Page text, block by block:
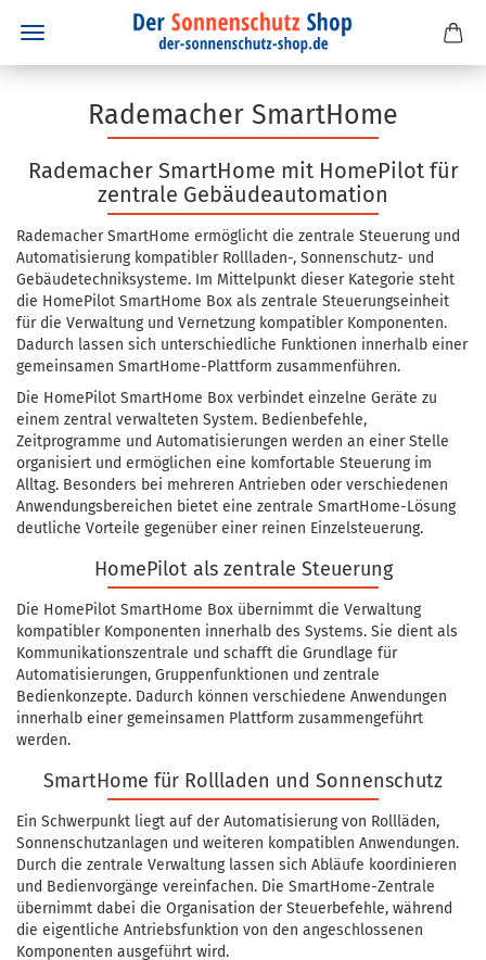
Rademacher SmartHome
Rademacher SmartHome mit HomePilot für
zentrale Gebäudeautomation
Rademacher SmartHome ermöglicht die zentrale Steuerung und
Automatisierung kompatibler Rollladen-, Sonnenschutz- und
Gebäudetechniksysteme. Im Mittelpunkt dieser Kategorie steht
die HomePilot SmartHome Box als zentrale Steuerungseinheit
für die Verwaltung und Vernetzung kompatibler Komponenten.
Dadurch lassen sich unterschiedliche Funktionen innerhalb einer
gemeinsamen SmartHome-Plattform zusammenführen.
Die HomePilot SmartHome Box verbindet einzelne Geräte zu
einem zentral verwalteten System. Bedienbefehle,
Zeitprogramme und Automatisierungen werden an einer Stelle
organisiert und ermöglichen eine komfortable Steuerung im
Alltag. Besonders bei mehreren Antrieben oder verschiedenen
Anwendungsbereichen bietet eine zentrale SmartHome-Lösung
deutliche Vorteile gegenüber einer reinen Einzelsteuerung.
HomePilot als zentrale Steuerung
Die HomePilot SmartHome Box übernimmt die Verwaltung
kompatibler Komponenten innerhalb des Systems. Sie dient als
Kommunikationszentrale und schafft die Grundlage für
Automatisierungen, Gruppenfunktionen und zentrale
Bedienkonzepte. Dadurch können verschiedene Anwendungen
innerhalb einer gemeinsamen Plattform zusammengeführt
werden.
SmartHome für Rollladen und Sonnenschutz
Ein Schwerpunkt liegt auf der Automatisierung von Rollläden,
Sonnenschutzanlagen und weiteren kompatiblen Anwendungen.
Durch die zentrale Verwaltung lassen sich Abläufe koordinieren
und Bedienvorgänge vereinfachen. Die SmartHome-Zentrale
übernimmt dabei die Organisation der Steuerbefehle, während
die eigentliche Antriebsfunktion von den angeschlossenen
Komponenten ausgeführt wird.